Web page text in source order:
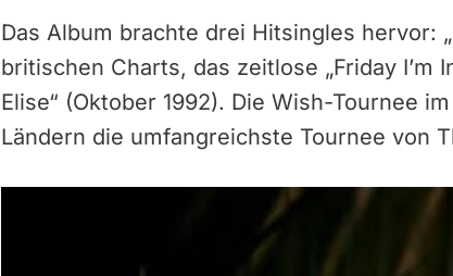
Das Album brachte drei Hitsingles hervor:
britischen Charts, das zeitlose „Friday I’m
Elise“ (Oktober 1992). Die Wish-Tournee
Ländern die umfangreichste Tournee von